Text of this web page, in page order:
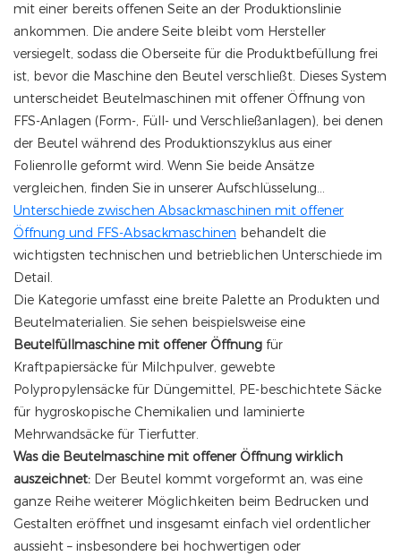
mit einer bereits offenen Seite an der Produktionslinie
ankommen. Die andere Seite bleibt vom Hersteller
versiegelt, sodass die Oberseite für die Produktbefüllung frei
ist, bevor die Maschine den Beutel verschließt. Dieses System
unterscheidet Beutelmaschinen mit offener Öffnung von
FFS-Anlagen (Form-, Füll- und Verschließanlagen), bei denen
der Beutel während des Produktionszyklus aus einer
Folienrolle geformt wird. Wenn Sie beide Ansätze
vergleichen, finden Sie in unserer Aufschlüsselung…
Unterschiede zwischen Absackmaschinen mit offener
Öffnung und FFS-Absackmaschinen behandelt die
wichtigsten technischen und betrieblichen Unterschiede im
Detail.
Die Kategorie umfasst eine breite Palette an Produkten und
Beutelmaterialien. Sie sehen beispielsweise eine
Beutelfüllmaschine mit offener Öffnung für
Kraftpapiersäcke für Milchpulver, gewebte
Polypropylensäcke für Düngemittel, PE-beschichtete Säcke
für hygroskopische Chemikalien und laminierte
Mehrwandsäcke für Tierfutter.
Was die Beutelmaschine mit offener Öffnung wirklich
auszeichnet: Der Beutel kommt vorgeformt an, was eine
ganze Reihe weiterer Möglichkeiten beim Bedrucken und
Gestalten eröffnet und insgesamt einfach viel ordentlicher
aussieht – insbesondere bei hochwertigen oder